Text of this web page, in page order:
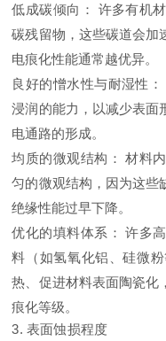
低成碳倾向：
许多有机
碳残留物，这些碳道会加
电痕化性能通常越优异。
良好的憎水性与耐湿性：
浸润的能力，以减少表面
电通路的形成。
均质的微观结构： 材料
匀的微观结构，因为这些
绝缘性能过早下降。
优化的填料体系： 许多
料（如氢氧化铝、硅微
热、促进材料表面陶瓷化
痕化等级。
3. 表面蚀损程度